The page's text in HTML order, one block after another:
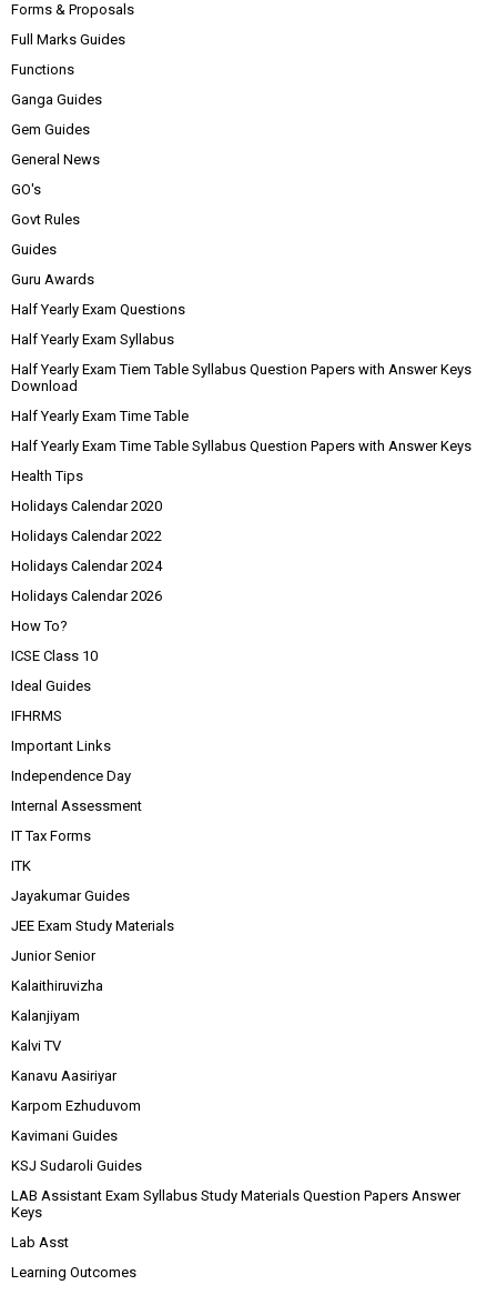
Forms & Proposals
Full Marks Guides
Functions
Ganga Guides
Gem Guides
General News
GO's
Govt Rules
Guides
Guru Awards
Half Yearly Exam Questions
Half Yearly Exam Syllabus
Half Yearly Exam Tiem Table Syllabus Question Papers with Answer Keys
Download
Half Yearly Exam Time Table
Half Yearly Exam Time Table Syllabus Question Papers with Answer Keys
Health Tips
Holidays Calendar 2020
Holidays Calendar 2022
Holidays Calendar 2024
Holidays Calendar 2026
How To?
ICSE Class 10
Ideal Guides
IFHRMS
Important Links
Independence Day
Internal Assessment
IT Tax Forms
ITK
Jayakumar Guides
JEE Exam Study Materials
Junior Senior
Kalaithiruvizha
Kalanjiyam
Kalvi TV
Kanavu Aasiriyar
Karpom Ezhuduvom
Kavimani Guides
KSJ Sudaroli Guides
LAB Assistant Exam Syllabus Study Materials Question Papers Answer
Keys
Lab Asst
Learning Outcomes